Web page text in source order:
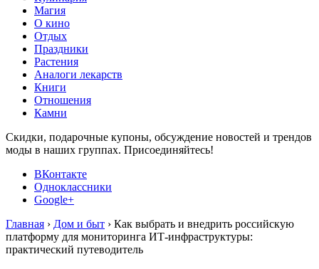
Магия
О кино
Отдых
Праздники
Растения
Аналоги лекарств
Книги
Отношения
Камни
Скидки, подарочные купоны, обсуждение новостей и трендов
моды в наших группах. Присоединяйтесь!
ВКонтакте
Одноклассники
Google+
Главная › Дом и быт › Как выбрать и внедрить российскую
платформу для мониторинга ИТ-инфраструктуры:
практический путеводитель